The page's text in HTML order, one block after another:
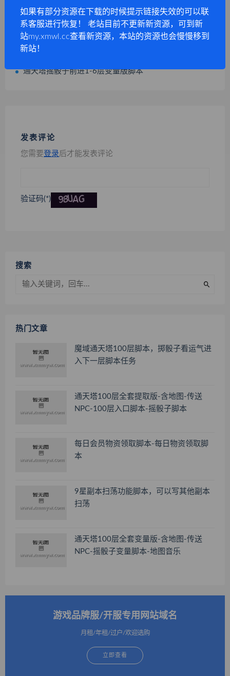
魔域通天塔100层脚本，掷骰子看运气进入下一层脚本任务
通天塔100层全套变量版-含地图-传送NPC-摇骰子变量脚本-地图音乐
通天塔100层全套提取版-含地图-传送NPC-100层入口脚本-摇骰子脚本
通天塔摇骰子前进1-6层变量版脚本
发表评论
您需要登录后才能发表评论
验证码(*)
搜索
热门文章
魔域通天塔100层脚本，掷骰子看运气进
入下一层脚本任务
通天塔100层全套提取版-含地图-传送
NPC-100层入口脚本-摇骰子脚本
每日会员物资领取脚本-每日物资领取脚
本
9星副本扫荡功能脚本，可以写其他副本
扫荡
通天塔100层全套变量版-含地图-传送
NPC-摇骰子变量脚本-地图音乐
游戏品牌服/开服专用网站域名
月租/年租/过户/欢迎选购
立即查看
如果有部分资源在下载的时候提示链接失效的可以联
系客服进行恢复！ 老站目前不更新新资源，可到新
站my.xmwl.cc查看新资源，本站的资源也会慢慢移到
新站！